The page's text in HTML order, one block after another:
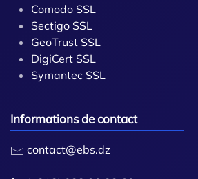
Comodo SSL
Sectigo SSL
GeoTrust SSL
DigiCert SSL
Symantec SSL
Informations de contact
contact@ebs.dz